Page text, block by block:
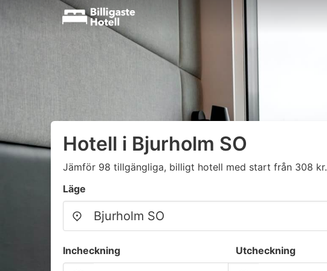
Hotell i Bjurholm SO
Jämför 98 tillgängliga, billigt hotell med start från 308 kr.
Läge
Incheckning Utcheckning